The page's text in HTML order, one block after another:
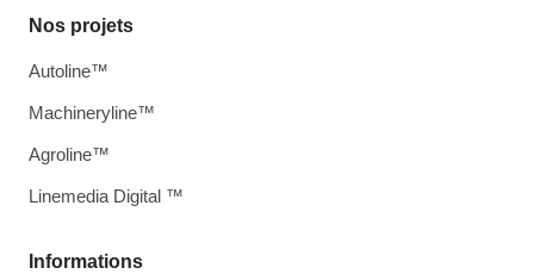
Informations
Nos projets
Autoline™
Machineryline™
Agroline™
Linemedia Digital ™